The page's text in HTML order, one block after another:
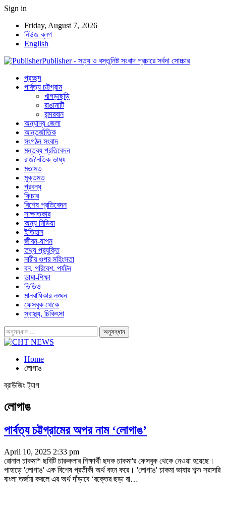
Sign in
Friday, August 7, 2026
নিউজ ব্লগ
English
Publisher - সত্য ও বস্তুনিষ্ট সংবাদ প্রচারে সর্বদা সোচ্চার
প্রচ্ছদ
পার্বত্য চট্টগ্রাম
খাগড়াছড়ি
রাঙামাটি
বান্দরবান
অন্যান্য জেলা
আন্তর্জাতিক
সংগঠন সংবাদ
মন্তব্য প্রতিবেদন
রাজনৈতিক ভাষ্য
মতামত
মুক্তমত
প্রবন্ধ
ফিচার
বিশেষ প্রতিবেদন
সাক্ষাতকার
অন্য মিডিয়া
ইতিহাস
জীবন-যাপন
তথ্য প্রযুক্তি
নারীর ওপর সহিংসতা
বন, পরিবেশ, পর্যটন
ভাষা-শিক্ষা
ভিডিও
মানবাধিকার লঙ্ঘন
ফেসবুক থেকে
স্বাস্থ্য, চিকিৎসা
Home
লোগাঙ
ব্রাউজিং ট্যাগ
লোগাঙ
পার্বত্য চট্টগ্রামের অপর নাম ‘লোগাঙ’
April 10, 2025 2:33 pm
রোনাল চাকমা* ছবিটি চারুকলার শিক্ষার্থী ছদক চাকমা'র ফেসবুক থেকে নেওয়া হয়েছে।
পাহাড়ে 'লোগাঙ' এক বিশেষ প্রতীকী অর্থ বহন করে। 'লোগাঙ' চাকমা ভাষার শব্দ৷ সরাসরি
বাংলা তর্জমা করলে এর অর্থ দাঁড়াবে ‘রক্তের ছড়া বা…